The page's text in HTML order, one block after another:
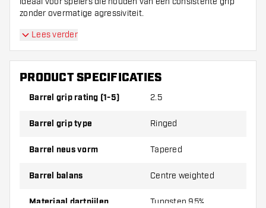
zonder overmatige agressiviteit.
Lees verder
PRODUCT SPECIFICATIES
Barrel grip rating (1-5) 2.5
Barrel grip type Ringed
Barrel neus vorm Tapered
Barrel balans Centre weighted
Materiaal dartpijlen Tungsten 95%